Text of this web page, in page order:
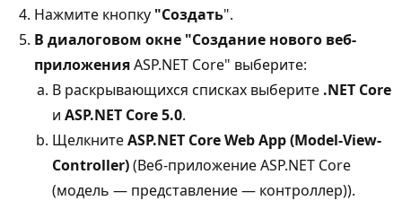
Нажмите кнопку "Создать".
В диалоговом окне "Создание нового веб-
приложенияASP.NET Core" выберите:
В раскрывающихся списках выберите .NET Core
и ASP.NET Core 5.0.
ЩелкнитеASP.NET Core Web App (Model-View-
Controller)(Веб-приложение ASP.NET Core
(модель — представление — контроллер)).